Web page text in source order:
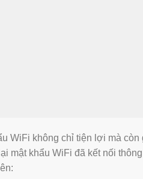
WiFi không chỉ tiện lợi mà còn
mật khẩu WiFi đã kết nối